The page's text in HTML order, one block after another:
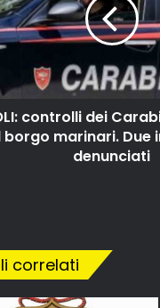
controlli dei
borgo marinari. Due
denunciati
correlati